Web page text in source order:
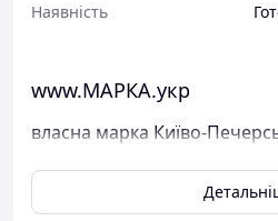
Наявність
www.МАРКА.укр
власна марка Київо-
Поштові марки України
Виставлені на продаж марки